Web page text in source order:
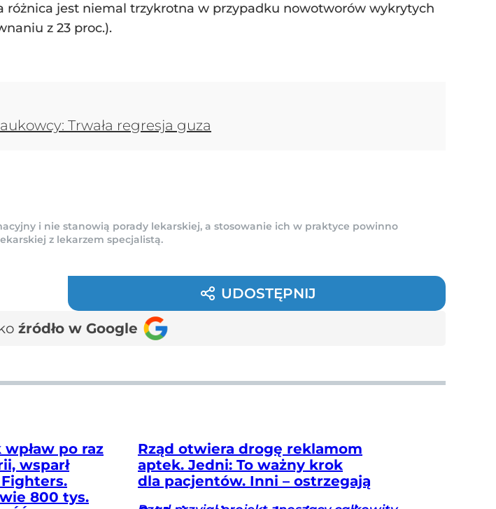
różnica jest niemal trzykrotna w przypadku nowotworów wykrytych
z 23 proc.).
Trwała regresja guza
i nie stanowią porady lekarskiej, a stosowanie ich w praktyce powinno
z lekarzem specjalistą.
UDOSTĘPNIJ
źródło w Google
wpław po raz
wsparł
800 tys.
Rząd otwiera drogę reklamom
aptek. Jedni: To ważny krok
dla pacjentów. Inni – ostrzegają